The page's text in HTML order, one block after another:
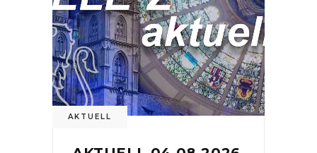
AKTUELL